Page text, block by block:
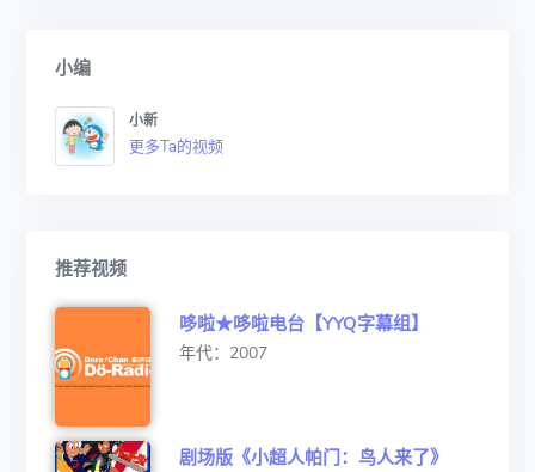
小编
小新
更多Ta的视频
推荐视频
哆啦★哆啦电台【YYQ字幕组】
年代：2007
剧场版《小超人帕门：鸟人来了》